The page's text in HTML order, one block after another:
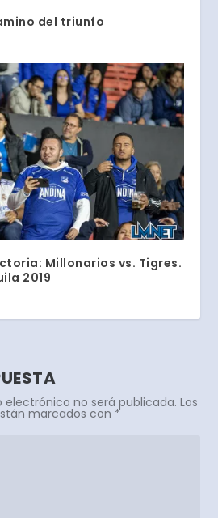
del triunfo
Millonarios vs. Tigres.
2019
electrónico no será publicada. Los
marcados con *